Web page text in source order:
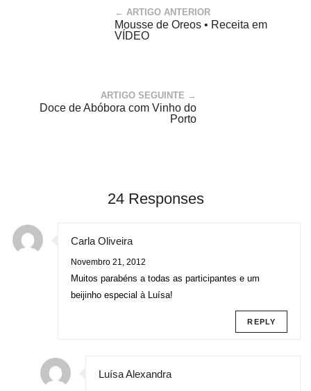
← ARTIGO ANTERIOR
Mousse de Oreos • Receita em
VÍDEO
ARTIGO SEGUINTE →
Doce de Abóbora com Vinho do
Porto
24 Responses
Carla Oliveira
Novembro 21, 2012
Muitos parabéns a todas as participantes e um
beijinho especial à Luísa!
REPLY
Luísa Alexandra